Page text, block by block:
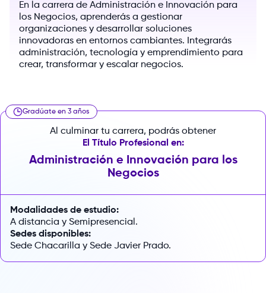
En la carrera de Administración e Innovación para
los Negocios, aprenderás a gestionar
organizaciones y desarrollar soluciones
innovadoras en entornos cambiantes.
Integrarás
administración, tecnología y emprendimiento para
crear, transformar y escalar negocios.
Gradúate en 3 años
Al culminar tu carrera, podrás obtener
El Título Profesional en:
Administración e Innovación para los
Negocios
Modalidades de estudio:
A distancia y Semipresencial.
Sedes disponibles:
Sede Chacarilla y Sede Javier Prado.